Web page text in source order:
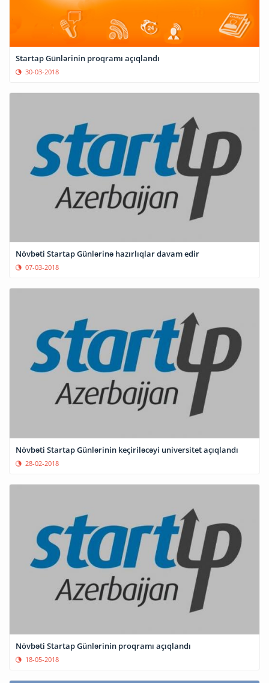
Startap Günlərinin proqramı açıqlandı
30-03-2018
Növbəti Startap Günlərinə hazırlıqlar davam edir
07-03-2018
Növbəti Startap Günlərinin keçiriləcəyi universitet açıqlandı
28-02-2018
Növbəti Startap Günlərinin proqramı açıqlandı
18-05-2018